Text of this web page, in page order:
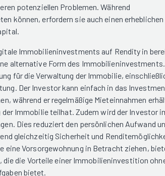
potenziellen Problemen. Während
können, erfordern sie auch einen erheblichen
Immobilieninvestments auf Rendity in
alternative Form des Immobilieninvestments.
für die Verwaltung der Immobilie,
Der Investor kann einfach in das
während er regelmäßige Mieteinnahmen
Immobilie teilhat. Zudem wird der Investor
Dies reduziert den persönlichen Aufwand
gleichzeitig Sicherheit und
eine Vorsorgewohnung in Betracht ziehen,
die Vorteile einer Immobilieninvestition
bietet.